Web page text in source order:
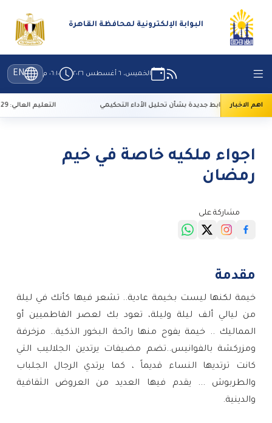
البوابة الإلكترونية لمحافظة القاهرة
الخميس، ٦ أغسطس ٢٠٢٦ ٠٦:١٠ م EN
اهم الاخبارضوابط جديدة بشأن تحليل الأداء التحكيمي التعليم العالي: 29 ألف طالب سجلوا رغباتهم في تنسيق المرحلة الأولى
اجواء ملكيه خاصة في خيم
رمضان
مشاركة على
مقدمة
خيمة لكنها ليست بخيمة عادية.. تشعر فيها كأنك في ليلة
من ليالي ألف ليلة وليلة، تعود بك لعصر الفاطميين أو
المماليك .. خيمة يفوح منها رائحة البخور الذكية.. مزخرفة
ومزركشة بالفوانيس..تضم مضيفات يرتدين الجلاليب التي
كانت ترتديها النساء قديماً ، كما يرتدي الرجال الجلباب
والطربوش ... يقدم فيها العديد من العروض الثقافية
والدينية.